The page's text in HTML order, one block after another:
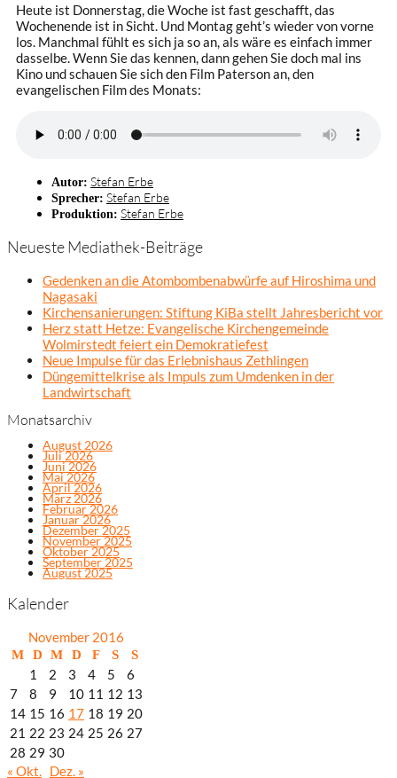
Heute ist Donnerstag, die Woche ist fast geschafft, das
Wochenende ist in Sicht. Und Montag geht’s wieder von vorne
los. Manchmal fühlt es sich ja so an, als wäre es einfach immer
dasselbe. Wenn Sie das kennen, dann gehen Sie doch mal ins
Kino und schauen Sie sich den Film Paterson an, den
evangelischen Film des Monats:
Autor: Stefan Erbe
Sprecher: Stefan Erbe
Produktion: Stefan Erbe
Neueste Mediathek-Beiträge
Gedenken an die Atombombenabwürfe auf Hiroshima und
Nagasaki
Kirchensanierungen: Stiftung KiBa stellt Jahresbericht vor
Herz statt Hetze: Evangelische Kirchengemeinde
Wolmirstedt feiert ein Demokratiefest
Neue Impulse für das Erlebnishaus Zethlingen
Düngemittelkrise als Impuls zum Umdenken in der
Landwirtschaft
Monatsarchiv
August 2026
Juli 2026
Juni 2026
Mai 2026
April 2026
März 2026
Februar 2026
Januar 2026
Dezember 2025
November 2025
Oktober 2025
September 2025
August 2025
Kalender
November 2016
M D M D F S S
1 2 3 4 5
6
7
8 9 10 11 12 13
14 15 16 17 18 19 20
21 22 23 24 25 26 27
28 29 30
« Okt. Dez. »